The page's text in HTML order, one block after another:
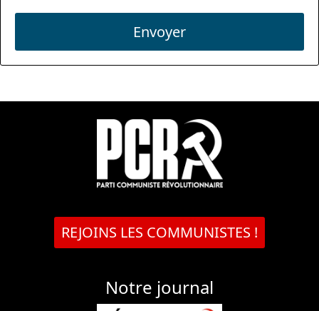
Envoyer
REJOINS LES COMMUNISTES !
Notre journal